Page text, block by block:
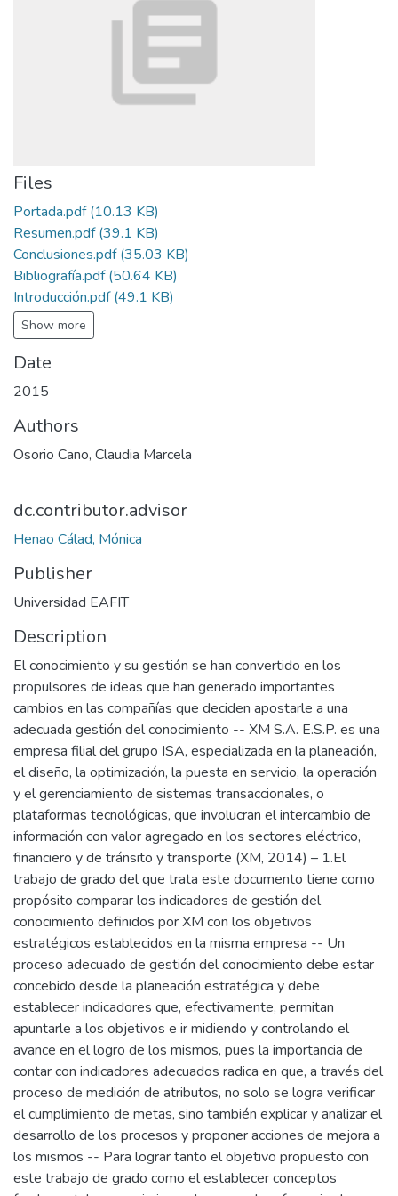
Files
Portada.pdf(10.13 KB)
Resumen.pdf(39.1 KB)
Conclusiones.pdf(35.03 KB)
Bibliografía.pdf(50.64 KB)
Introducción.pdf(49.1 KB)
Show more
Date
2015
Authors
Osorio Cano, Claudia Marcela
dc.contributor.advisor
Henao Cálad, Mónica
Publisher
Universidad EAFIT
Description
El conocimiento y su gestión se han convertido en los
propulsores de ideas que han generado importantes
cambios en las compañías que deciden apostarle a una
adecuada gestión del conocimiento -- XM S.A. E.S.P. es una
empresa filial del grupo ISA, especializada en la planeación,
el diseño, la optimización, la puesta en servicio, la operación
y el gerenciamiento de sistemas transaccionales, o
plataformas tecnológicas, que involucran el intercambio de
información con valor agregado en los sectores eléctrico,
financiero y de tránsito y transporte (XM, 2014) – 1.El
trabajo de grado del que trata este documento tiene como
propósito comparar los indicadores de gestión del
conocimiento definidos por XM con los objetivos
estratégicos establecidos en la misma empresa -- Un
proceso adecuado de gestión del conocimiento debe estar
concebido desde la planeación estratégica y debe
establecer indicadores que, efectivamente, permitan
apuntarle a los objetivos e ir midiendo y controlando el
avance en el logro de los mismos, pues la importancia de
contar con indicadores adecuados radica en que, a través del
proceso de medición de atributos, no solo se logra verificar
el cumplimiento de metas, sino también explicar y analizar el
desarrollo de los procesos y proponer acciones de mejora a
los mismos -- Para lograr tanto el objetivo propuesto con
este trabajo de grado como el establecer conceptos